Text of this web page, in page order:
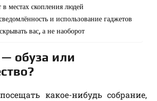
местах скопления людей
и использование гаджетов
вас, а не наоборот
обуза или
какое-нибудь собрание,